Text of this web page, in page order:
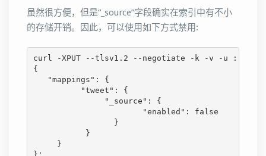
虽然很方便，但是“_source”字段确实在索引中有不小
的存储开销。因此，可以使用如下方式禁用:
curl -XPUT --tlsv1.2 --negotiate -k -v -u :
{
   "mappings": {
          "tweet": {
               "_source": {
                       "enabled": false
                 }
           }
     }